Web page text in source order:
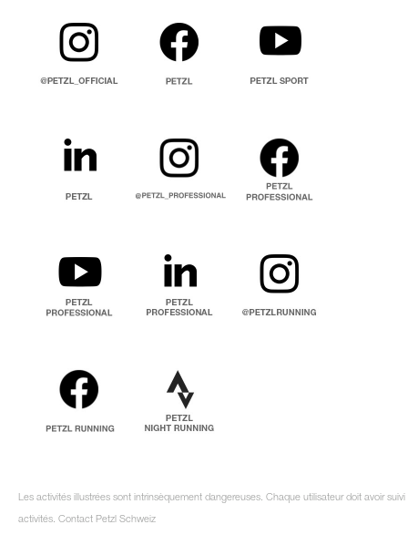
Les activités illustrées sont intrinsèquement dangereuses. Chaque utilisateur doit avoir
activités. Contact Petzl Schweiz